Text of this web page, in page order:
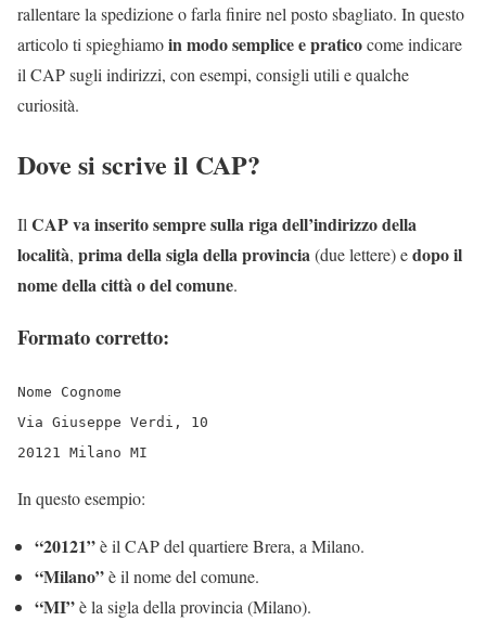
rallentare la spedizione o farla finire nel posto sbagliato. In questo
articolo ti spieghiamoin modo semplice e praticocome indicare
il CAP sugli indirizzi, con esempi, consigli utili e qualche
curiosità.
Dove si scrive il CAP?
Il CAP va inserito sempre sulla riga dell’indirizzo della
località, prima della sigla della provincia(due lettere) edopo il
nome della città o del comune.
Formato corretto:
Nome Cognome
Via Giuseppe Verdi, 10
20121 Milano MI
In questo esempio:
“20121”è il CAP del quartiere Brera, a Milano.
“Milano”è il nome del comune.
“MI”è la sigla della provincia (Milano).